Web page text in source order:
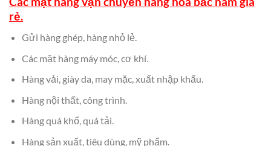
rẻ.
Gửi hàng ghép, hàng nhỏ lẻ.
Các mặt hàng máy móc, cơ khí.
Hàng vải, giày da, may mặc, xuất nhập khẩu.
Hàng nội thất, công trình.
Hàng quá khổ, quá tải.
Hàng sản xuất, tiêu dùng, mỹ phẩm.